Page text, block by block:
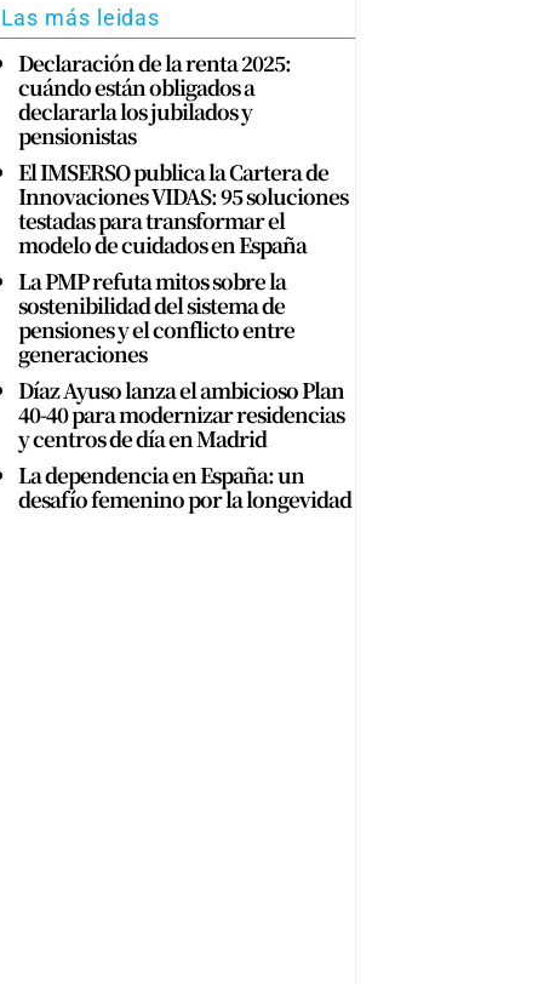
Las más leidas
Declaración de la renta 2025:
cuándo están obligados a
declararla los jubilados y
pensionistas
El IMSERSO publica la Cartera de
Innovaciones VIDAS: 95 soluciones
testadas para transformar el
modelo de cuidados en España
La PMP refuta mitos sobre la
sostenibilidad del sistema de
pensiones y el conflicto entre
generaciones
Díaz Ayuso lanza el ambicioso Plan
40-40 para modernizar residencias
y centros de día en Madrid
La dependencia en España: un
desafío femenino por la longevidad